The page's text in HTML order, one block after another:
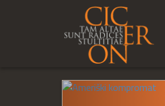
Prejšnji